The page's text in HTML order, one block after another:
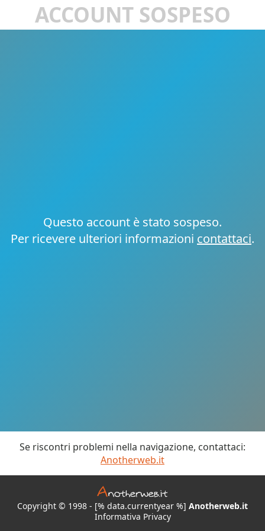
ACCOUNT SOSPESO
Questo account è stato sospeso.
Per ricevere ulteriori informazioni contattaci.
Se riscontri problemi nella navigazione, contattaci:
Anotherweb.it
Copyright © 1998 - [% data.currentyear %] Anotherweb.it
Informativa Privacy